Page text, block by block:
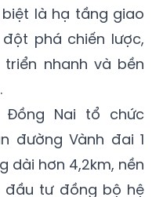
là hạ tầng giao
phá chiến lược,
nhanh và bền
Đồng Nai tổ chức
đường Vành đai 1
dài hơn 4,2km, nền
đầu tư đồng bộ hệ